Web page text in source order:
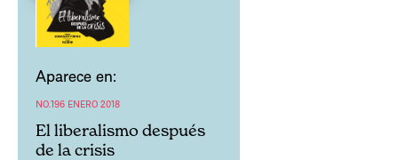
Aparece en:
NO.196 ENERO 2018
El liberalismo después
de la crisis